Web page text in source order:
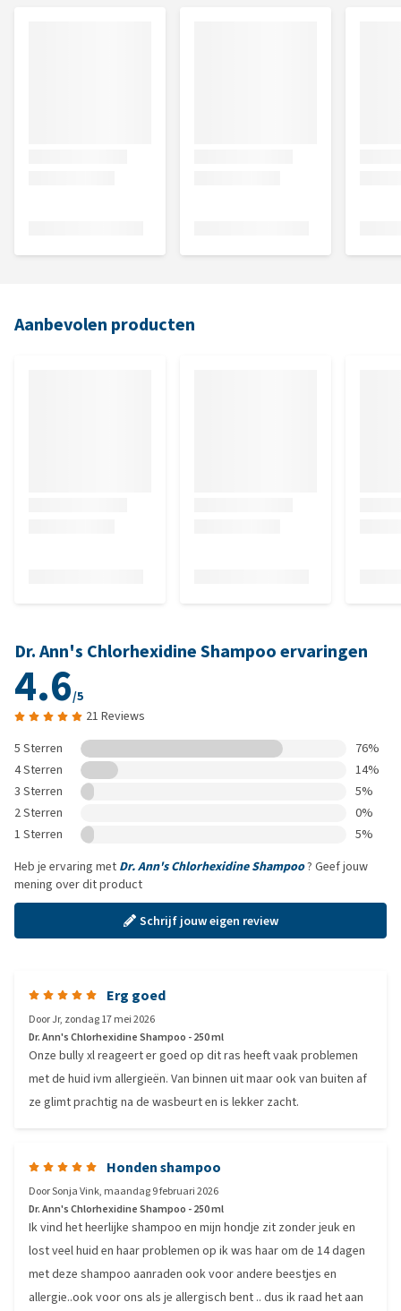
Aanbevolen producten
Dr. Ann's Chlorhexidine Shampoo ervaringen
4.6/5
21 Reviews
5 Sterren
76%
4 Sterren
14%
3 Sterren
5%
2 Sterren
0%
1 Sterren
5%
Heb je ervaring met Dr. Ann's Chlorhexidine Shampoo? Geef jouw
mening over dit product
Schrijf jouw eigen review
Erg goed
DoorJr, zondag 17 mei 2026
Dr. Ann's Chlorhexidine Shampoo - 250 ml
Onze bully xl reageert er goed op dit ras heeft vaak problemen
met de huid ivm allergieën. Van binnen uit maar ook van buiten af
ze glimt prachtig na de wasbeurt en is lekker zacht.
Honden shampoo
DoorSonja Vink, maandag 9 februari 2026
Dr. Ann's Chlorhexidine Shampoo - 250 ml
Ik vind het heerlijke shampoo en mijn hondje zit zonder jeuk en
lost veel huid en haar problemen op ik was haar om de 14 dagen
met deze shampoo aanraden ook voor andere beestjes en
allergie..ook voor ons als je allergisch bent .. dus ik raad het aan